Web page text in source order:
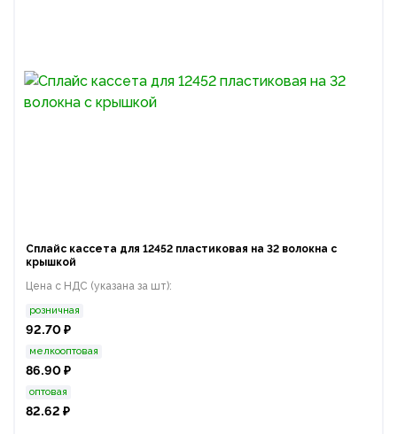
Сплайс кассета для 12452 пластиковая на 32 волокна с
крышкой
Цена с НДС (указана за шт):
розничная
92.70 ₽
мелкооптовая
86.90 ₽
оптовая
82.62 ₽